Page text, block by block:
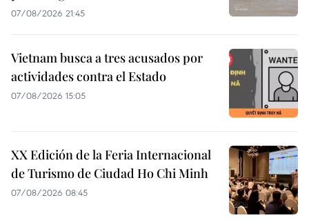
07/08/2026 21:45
Vietnam busca a tres acusados por
actividades contra el Estado
07/08/2026 15:05
XX Edición de la Feria Internacional
de Turismo de Ciudad Ho Chi Minh
07/08/2026 08:45